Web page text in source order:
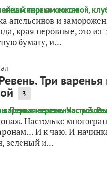
апельсинов и
края неровные, это
бумагу, и...
Три
3
Настолько
И к чаю. И
зеленый и...